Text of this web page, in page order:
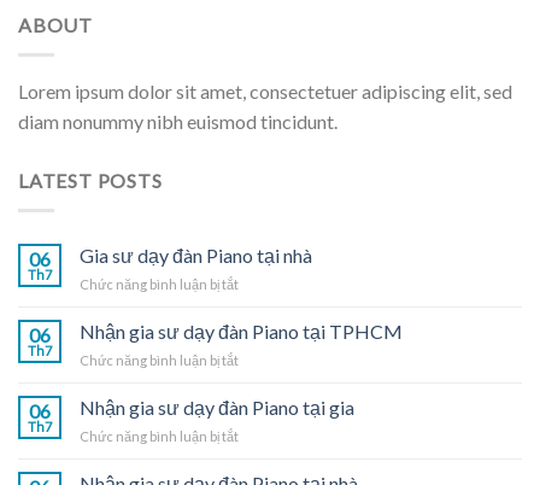
ABOUT
Lorem ipsum dolor sit amet, consectetuer adipiscing elit, sed
diam nonummy nibh euismod tincidunt.
LATEST POSTS
06
Th7
Gia sư dạy đàn Piano tại nhà
Chức năng bình luận bị tắtở
dạy
đàn
tại
06
Th7
Nhận gia sư dạy đàn Piano tại TPHCM
Chức năng bình luận bị tắtở
gia
sư
dạy
Piano
06
Th7
Nhận gia sư dạy đàn Piano tại gia
Chức năng bình luận bị tắtở
gia